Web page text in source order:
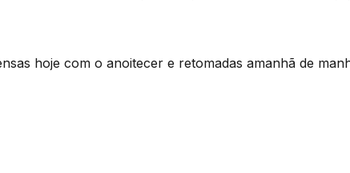
hoje com o anoitecer e retomadas amanhã de